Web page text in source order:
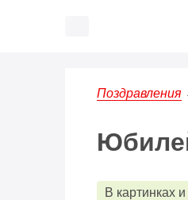
Поздравления
В картинках